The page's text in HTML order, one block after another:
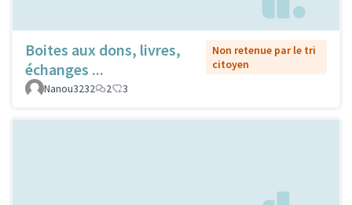
Boites aux dons, livres,
échanges ...
Non retenue par le tri
citoyen
Nanou3232
2 3